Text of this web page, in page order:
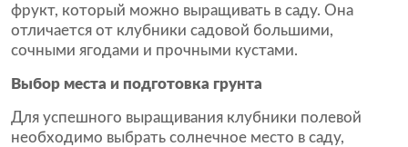
фрукт, который можно выращивать в саду. Она
отличается от клубники садовой большими,
сочными ягодами и прочными кустами.
Выбор места и подготовка грунта
Для успешного выращивания клубники полевой
необходимо выбрать солнечное место в саду,